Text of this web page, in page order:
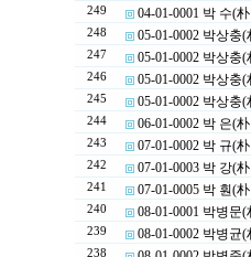
249 04-01-0001 박 수(
248 05-01-0002 박상충
247 05-01-0002 박상충
246 05-01-0002 박상충
245 05-01-0002 박상충
244 06-01-0002 박 은(
243 07-01-0002 박 규(
242 07-01-0003 박 강(
241 07-01-0005 박 훤(
240 08-01-0001 박병문
239 08-01-0002 박병균
238